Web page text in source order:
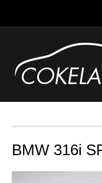
BMW 316i